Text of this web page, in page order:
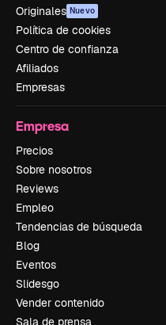
Originales Nuevo
Política de cookies
Centro de confianza
Afiliados
Empresas
Empresa
Precios
Sobre nosotros
Reviews
Empleo
Tendencias de búsqueda
Blog
Eventos
Slidesgo
Vender contenido
Sala de prensa